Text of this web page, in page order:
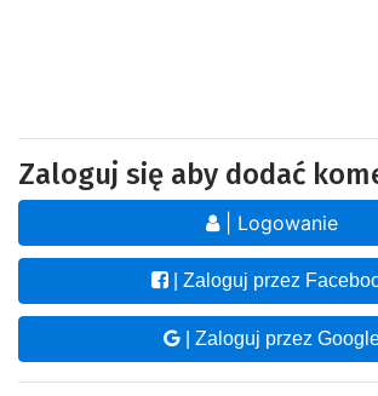
Zaloguj się aby dodać
| Logowanie
| Zaloguj przez
| Zaloguj przez